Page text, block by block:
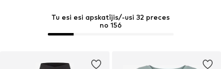
Tu esi esi apskatījis/-usi 32 preces
no 156